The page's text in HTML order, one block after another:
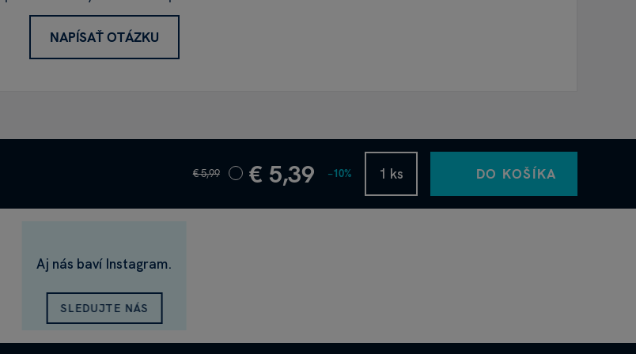
NAPÍSAŤ OTÁZKU
€ 5,99 € 5,39 −10% DO KOŠÍKA
Aj nás baví Instagram.
SLEDUJTE NÁS